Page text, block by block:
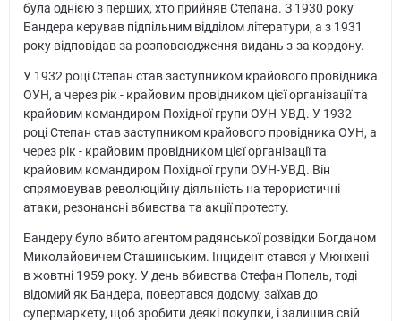
була однією з перших, хто прийняв Степана. З 1930 року
Бандера керував підпільним відділом літератури, а з 1931
року відповідав за розповсюдження видань з-за кордону.
У 1932 році Степан став заступником крайового провідника
ОУН, а через рік - крайовим провідником цієї організації та
крайовим командиром Похідної групи ОУН-УВД. У 1932
році Степан став заступником крайового провідника ОУН, а
через рік - крайовим провідником цієї організації та
крайовим командиром Похідної групи ОУН-УВД. Він
спрямовував революційну діяльність на терористичні
атаки, резонансні вбивства та акції протесту.
Бандеру було вбито агентом радянської розвідки Богданом
Миколайовичем Сташинським. Інцидент стався у Мюнхені
в жовтні 1959 року. У день вбивства Стефан Попель, тоді
відомий як Бандера, повертався додому, заїхав до
супермаркету, щоб зробити деякі покупки, і залишив свій